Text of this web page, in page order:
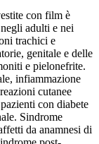
con film è
adulti e nei
trachici e
genitale e delle
e pielonefrite.
infiammazione
cutanee
con diabete
Sindrome
da anamnesi di